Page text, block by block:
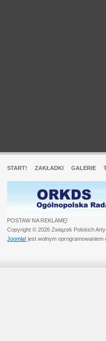
START! ZAKŁADKI GALERIE
POSTAW NA REKLAMĘ!
Copyright © 2026 Związek Polskich
Joomla! jest wolnym